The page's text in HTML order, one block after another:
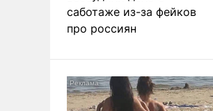
саботаже из-за фейков
про россиян